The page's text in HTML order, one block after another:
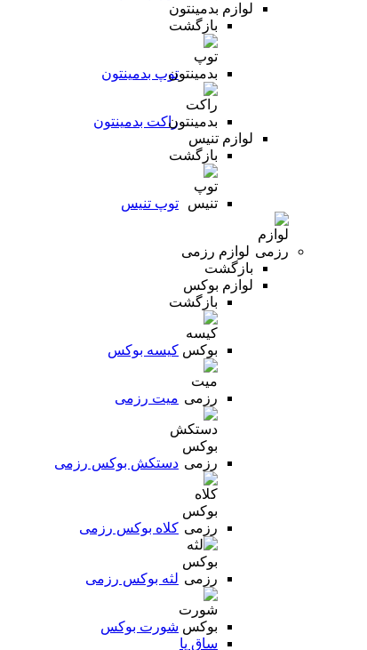
لوازم بدمینتون
بازگشت
توپ بدمینتون
راکت بدمینتون
لوازم تنیس
بازگشت
توپ تنیس
لوازم رزمی
بازگشت
لوازم بوکس
بازگشت
کیسه بوکس
میت رزمی
دستکش بوکس رزمی
کلاه بوکس رزمی
لثه بوکس رزمی
شورت بوکس
ساق پا